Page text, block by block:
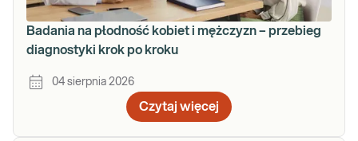
Badania na płodność kobiet i mężczyzn – przebieg
diagnostyki krok po kroku
04 sierpnia 2026
Czytaj więcej